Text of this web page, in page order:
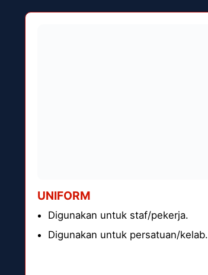
UNIFORM
Digunakan untuk staf/pekerja.
Digunakan untuk persatuan/kelab.